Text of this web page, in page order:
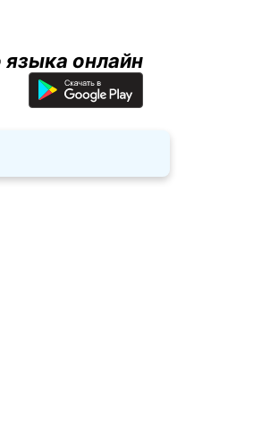
онлайн